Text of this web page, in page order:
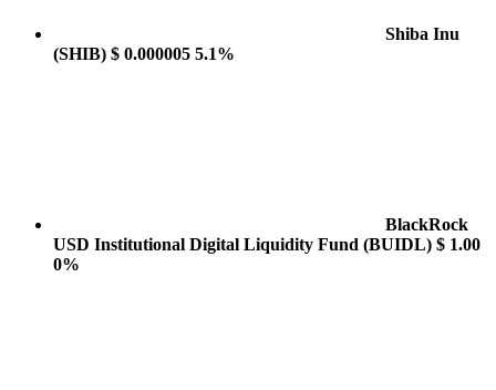
Shiba Inu
(SHIB) $ 0.000005 5.1%
BlackRock
USD Institutional Digital Liquidity Fund (BUIDL) $ 1.00
0%